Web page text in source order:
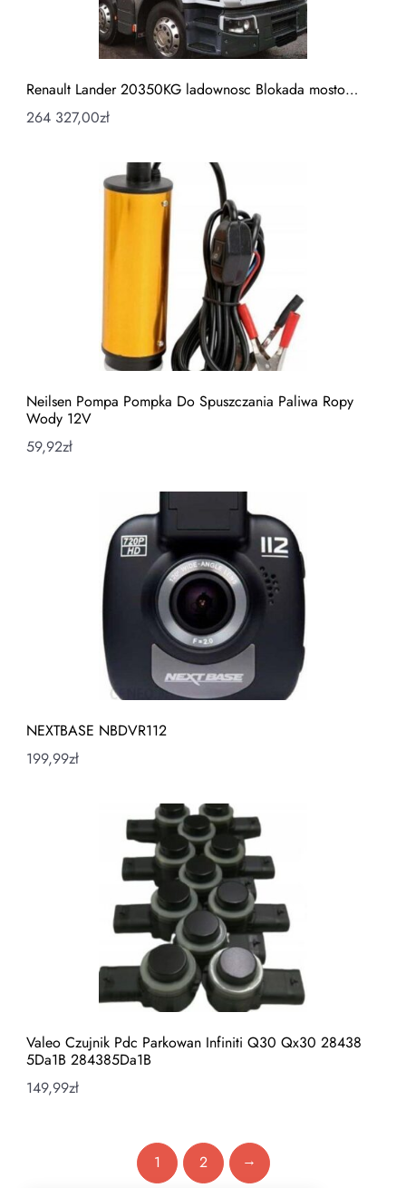
Renault Lander 20350KG ladownosc Blokada mosto…
264 327,00zł
Neilsen Pompa Pompka Do Spuszczania Paliwa Ropy
Wody 12V
59,92zł
NEXTBASE NBDVR112
199,99zł
Valeo Czujnik Pdc Parkowan Infiniti Q30 Qx30 28438
5Da1B 284385Da1B
149,99zł
1 2 →